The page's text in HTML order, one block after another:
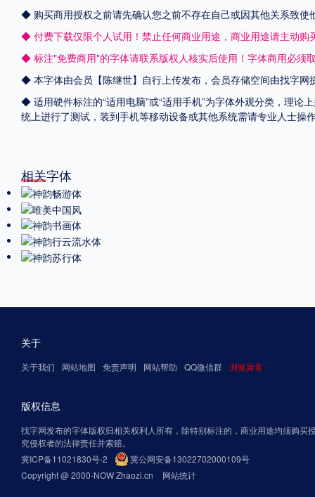
◆ 购买商用授权之前请先确认您之前不存在自己或因其他关系致使
◆ 付费下载仅限个人试用！禁止任何商业用途，商业用途请主动购
◆ 标注"免费商用"的字体请联系版权人核实后使用！字体商用必须
◆ 本字体由会员【陈继世】自行上传发布，会员存储空间由找字
◆ 适用硬件标注的“适用电脑”或“适用手机”为字体外观分类，理论
统上进行了测试，装到手机等移动设备或其他系统需请专业人士
相关字体
关于
关于我们 网站地图 免责声明 网站帮助 QQ微信群 浏览异常
版权信息
找字网发布的字体版权归相关权利人所有，除特别标注的，商业用途均须购买
究侵权者的法律责任并索赔。
冀ICP备11021830号-2
冀公网安备13022702000109号
Copyright @ 2000-NOW Zhaozi.cn
网站统计